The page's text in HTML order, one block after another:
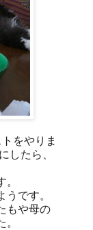
をやりま
したら、
です。
もや母の